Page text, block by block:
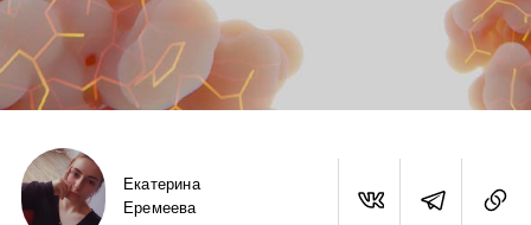
Екатерина
Еремеева